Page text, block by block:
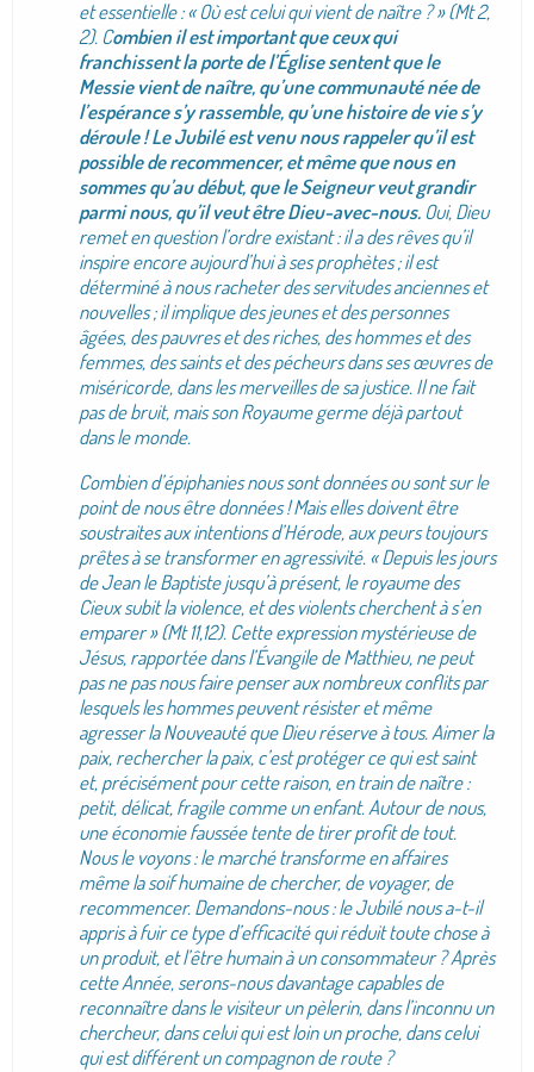
et essentielle : « Où est celui qui vient de naître ? » (Mt 2,
2). Combien il est important que ceux qui
franchissent la porte de l’Église sentent que le
Messie vient de naître, qu’une communauté née de
l’espérance s’y rassemble, qu’une histoire de vie s’y
déroule ! Le Jubilé est venu nous rappeler qu’il est
possible de recommencer, et même que nous en
sommes qu’au début, que le Seigneur veut grandir
parmi nous, qu’il veut être Dieu-avec-nous.Oui, Dieu
remet en question l’ordre existant : il a des rêves qu’il
inspire encore aujourd’hui à ses prophètes ; il est
déterminé à nous racheter des servitudes anciennes et
nouvelles ; il implique des jeunes et des personnes
âgées, des pauvres et des riches, des hommes et des
femmes, des saints et des pécheurs dans ses œuvres de
miséricorde, dans les merveilles de sa justice. Il ne fait
pas de bruit, mais son Royaume germe déjà partout
dans le monde.
Combien d’épiphanies nous sont données ou sont sur le
point de nous être données ! Mais elles doivent être
soustraites aux intentions d’Hérode, aux peurs toujours
prêtes à se transformer en agressivité. « Depuis les jours
de Jean le Baptiste jusqu’à présent, le royaume des
Cieux subit la violence, et des violents cherchent à s’en
emparer » (Mt 11,12). Cette expression mystérieuse de
Jésus, rapportée dans l’Évangile de Matthieu, ne peut
pas ne pas nous faire penser aux nombreux conflits par
lesquels les hommes peuvent résister et même
agresser la Nouveauté que Dieu réserve à tous. Aimer la
paix, rechercher la paix, c’est protéger ce qui est saint
et, précisément pour cette raison, en train de naître :
petit, délicat, fragile comme un enfant. Autour de nous,
une économie faussée tente de tirer profit de tout.
Nous le voyons : le marché transforme en affaires
même la soif humaine de chercher, de voyager, de
recommencer. Demandons-nous : le Jubilé nous a-t-il
appris à fuir ce type d’efficacité qui réduit toute chose à
un produit, et l’être humain à un consommateur ? Après
cette Année, serons-nous davantage capables de
reconnaître dans le visiteur un pèlerin, dans l’inconnu un
chercheur, dans celui qui est loin un proche, dans celui
qui est différent un compagnon de route ?